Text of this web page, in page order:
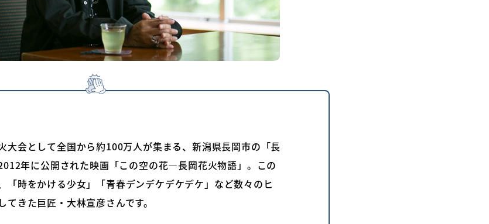
大会として全国から約100万人が集まる、新潟県長岡市の「長
年に公開された映画「この空の花―長岡花火物語」。この
「時をかける少女」「青春デンデケデケデケ」など数々のヒ
てきた巨匠・大林宣彦さんです。